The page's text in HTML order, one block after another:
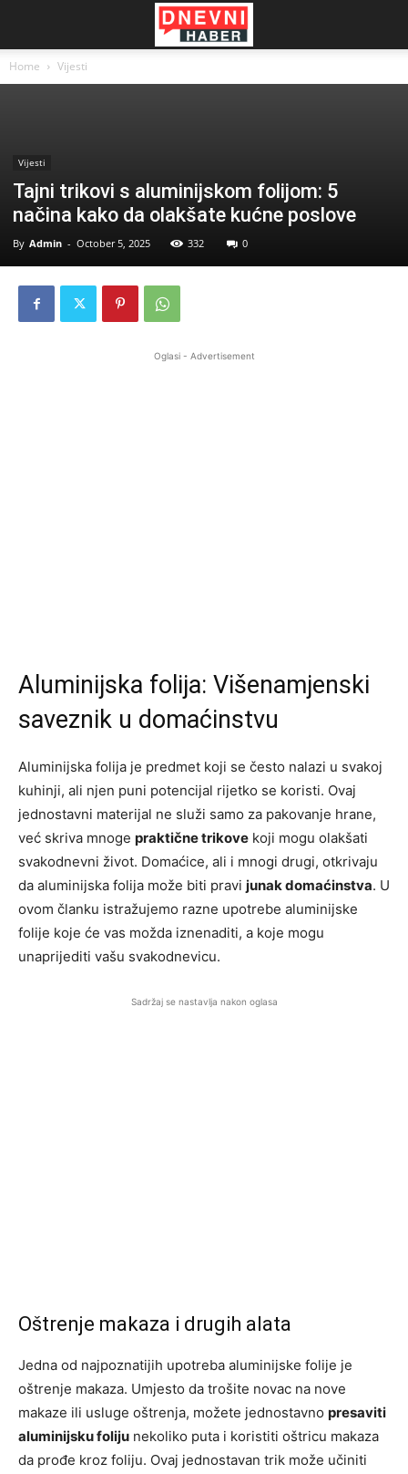
Home Vijesti
Vijesti
Tajni trikovi s aluminijskom folijom: 5
načina kako da olakšate kućne poslove
By Admin - October 5, 2025 332 0
Oglasi - Advertisement
Aluminijska folija: Višenamjenski
saveznik u domaćinstvu
Aluminijska folija je predmet koji se često nalazi u svakoj
kuhinji, ali njen puni potencijal rijetko se koristi. Ovaj
jednostavni materijal ne služi samo za pakovanje hrane,
već skriva mnoge praktične trikove koji mogu olakšati
svakodnevni život. Domaćice, ali i mnogi drugi, otkrivaju
da aluminijska folija može biti pravi junak domaćinstva. U
ovom članku istražujemo razne upotrebe aluminijske
folije koje će vas možda iznenaditi, a koje mogu
unaprijediti vašu svakodnevicu.
Sadržaj se nastavlja nakon oglasa
Oštrenje makaza i drugih alata
Jedna od najpoznatijih upotreba aluminijske folije je
oštrenje makaza. Umjesto da trošite novac na nove
makaze ili usluge oštrenja, možete jednostavno presaviti
aluminijsku foliju nekoliko puta i koristiti oštricu makaza
da prođe kroz foliju. Ovaj jednostavan trik može učiniti